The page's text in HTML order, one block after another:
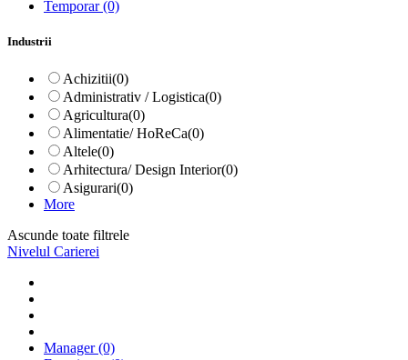
Temporar(0)
Industrii
Achizitii(0)
Administrativ / Logistica(0)
Agricultura(0)
Alimentatie/ HoReCa(0)
Altele(0)
Arhitectura/ Design Interior(0)
Asigurari(0)
More
Ascunde toate filtrele
Nivelul Carierei
Manager(0)